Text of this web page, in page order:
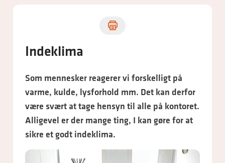
Indeklima
Som mennesker reagerer vi forskelligt på
varme, kulde, lysforhold mm. Det kan derfor
være svært at tage hensyn til alle på kontoret.
Alligevel er der mange ting, I kan gøre for at
sikre et godt indeklima.